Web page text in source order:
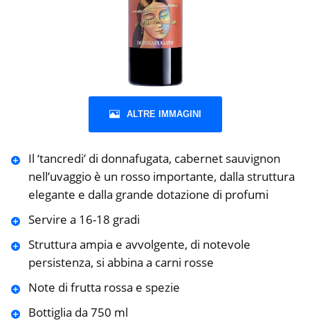
ALTRE IMMAGINI
Il ‘tancredi’ di donnafugata, cabernet sauvignon
nell’uvaggio è un rosso importante, dalla struttura
elegante e dalla grande dotazione di profumi
Servire a 16-18 gradi
Struttura ampia e avvolgente, di notevole
persistenza, si abbina a carni rosse
Note di frutta rossa e spezie
Bottiglia da 750 ml